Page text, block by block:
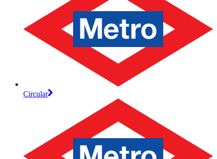
Circular